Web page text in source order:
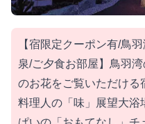
【宿限定クーポン有/鳥
泉/ご夕食お部屋】鳥羽
のお花をご覧いただける
料理人の「味」展望大浴